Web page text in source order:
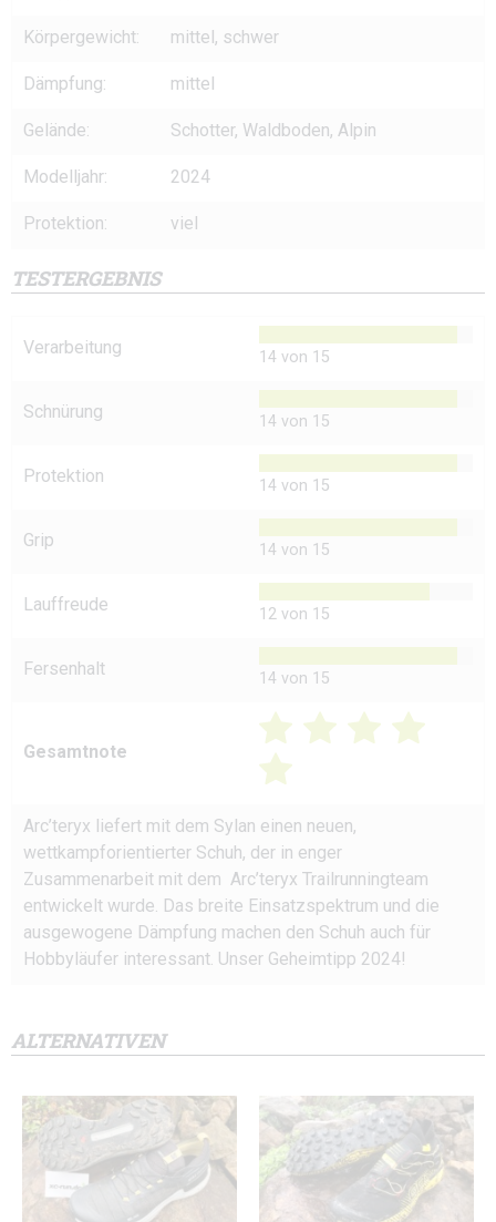
Körpergewicht: mittel, schwer
Dämpfung: mittel
Gelände: Schotter, Waldboden, Alpin
Modelljahr: 2024
Protektion: viel
TESTERGEBNIS
Verarbeitung 14 von 15
Schnürung 14 von 15
Protektion 14 von 15
Grip 14 von 15
Lauffreude 12 von 15
Fersenhalt 14 von 15
Gesamtnote
Arc’teryx liefert mit dem Sylan einen neuen,
wettkampforientierter Schuh, der in enger
Zusammenarbeit mit dem Arc’teryx Trailrunningteam
entwickelt wurde. Das breite Einsatzspektrum und die
ausgewogene Dämpfung machen den Schuh auch für
Hobbyläufer interessant. Unser Geheimtipp 2024!
ALTERNATIVEN